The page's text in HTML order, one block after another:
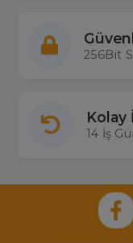
256Bit
Kolay
14 İş